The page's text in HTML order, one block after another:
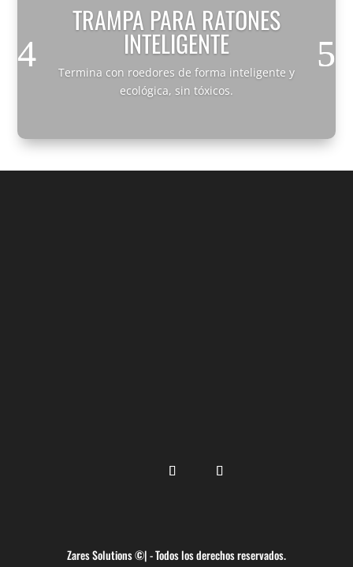
TRAMPA PARA RATONES
INTELIGENTE
Termina con roedores de forma inteligente y
ecológica, sin tóxicos.
Zares Solutions ©| - Todos los derechos reservados.